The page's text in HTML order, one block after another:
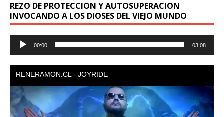
REZO DE PROTECCION Y AUTOSUPERACION
INVOCANDO A LOS DIOSES DEL VIEJO MUNDO
Reproductor
00:00 03:08